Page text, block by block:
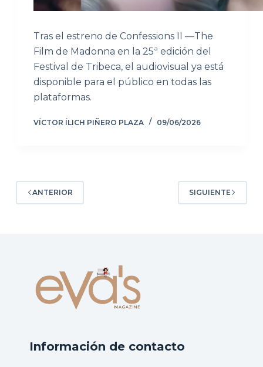
Tras el estreno de Confessions II —The
Film de Madonna en la 25ª edición del
Festival de Tribeca, el audiovisual ya está
disponible para el público en todas las
plataformas.
VÍCTOR ÍLICH PIÑERO PLAZA 09/06/2026
ANTERIOR SIGUIENTE
Información de contacto